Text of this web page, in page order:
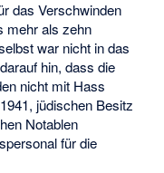
das Verschwinden
mehr als zehn
war nicht in das
hin, dass die
nicht mit Hass
jüdischen Besitz
Notablen
für die